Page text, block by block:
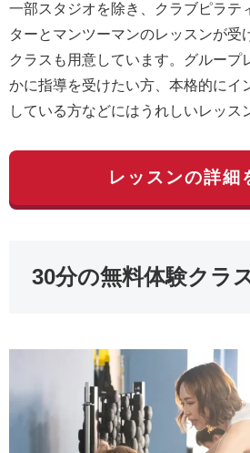
一部スタジオを除き、クラブピラテ
ターとマンツーマンのレッスンが受
クラスも用意しています。グループ
かに指導を受けたい方、本格的にイ
している方などにはうれしいレッス
レッスンの詳細
30分の無料体験クラ